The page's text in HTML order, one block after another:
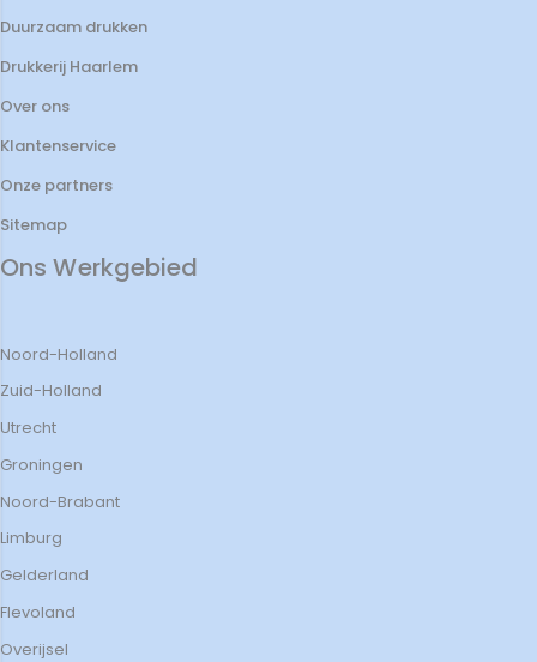
Duurzaam drukken
Drukkerij Haarlem
Over ons
Klantenservice
Onze partners
Sitemap
Ons Werkgebied
Noord-Holland
Zuid-Holland
Utrecht
Groningen
Noord-Brabant
Limburg
Gelderland
Flevoland
Overijsel